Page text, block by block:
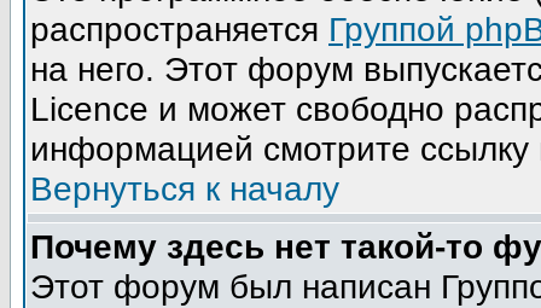
распространяется Группой
на него. Этот форум
Licence и может свободно
информацией смотрите ссылку
Вернуться к началу
Почему здесь нет такой-то
Этот форум был написан